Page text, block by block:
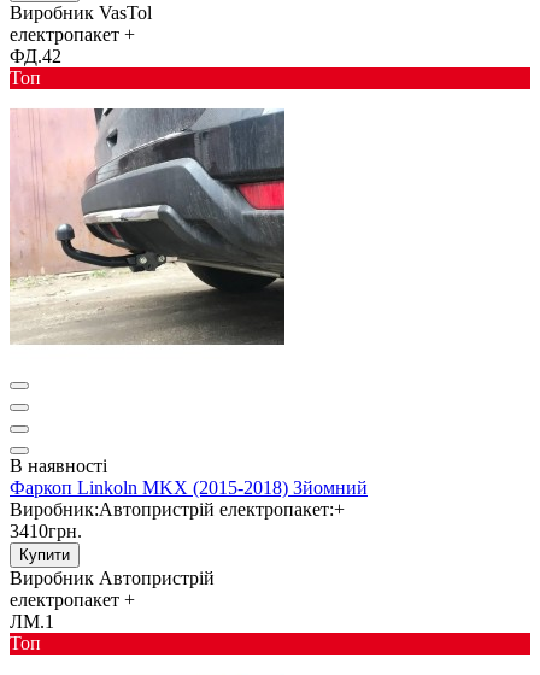
Виробник VasTol
електропакет +
ФД.42
Toп
В наявності
Фаркоп Linkoln MKX (2015-2018) Зйомний
Виробник:Автопристрій електропакет:+
3410грн.
Купити
Виробник Автопристрій
електропакет +
ЛМ.1
Toп